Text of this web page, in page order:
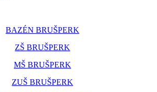
BAZÉN BRUŠPERK
ZŠ BRUŠPERK
MŠ BRUŠPERK
ZUŠ BRUŠPERK